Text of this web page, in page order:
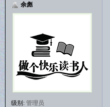
余彪
级别: 管理员